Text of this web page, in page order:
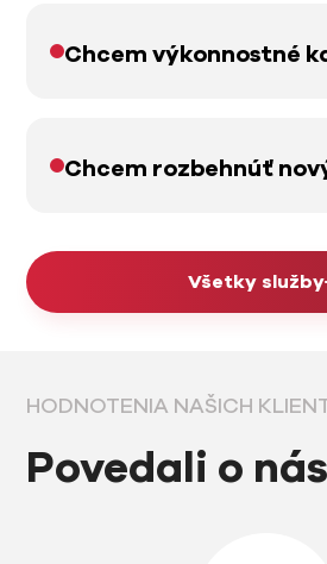
Chcem výkonnostné
Chcem rozbehnúť
Všetky služby
HODNOTENIA NAŠICH
Povedali o nás